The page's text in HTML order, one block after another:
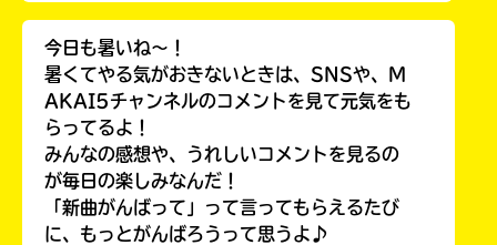
今日も暑いね〜！
暑くてやる気がおきないときは、SNSや、M
AKAI5チャンネルのコメントを見て元気をも
らってるよ！
みんなの感想や、うれしいコメントを見るの
が毎日の楽しみなんだ！
「新曲がんばって」って言ってもらえるたび
に、もっとがんばろうって思うよ♪